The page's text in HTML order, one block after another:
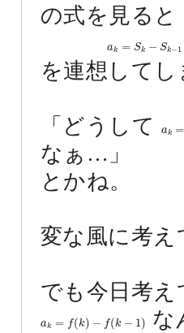
の式を見ると
ak = Sk − Sk−1
ak k− −1
を連想して
「どうして ak =
なぁ…」
とかね。
変な風に考
でも今日考え
ak = f(k) − f(k − 1)
k)−f ( 1) な